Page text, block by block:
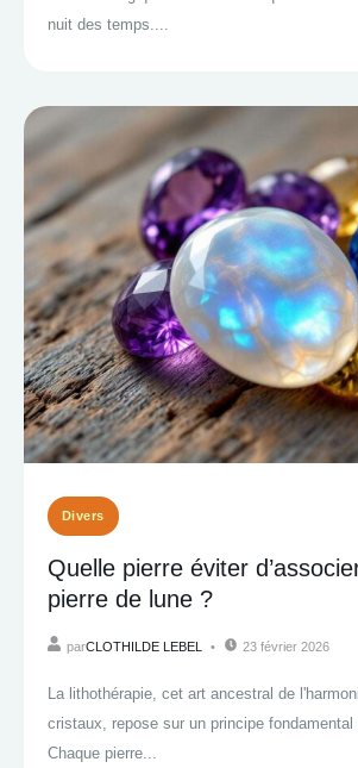
nuit des temps....
Divers
Quelle pierre éviter
pierre de lune ?
parCLOTHILDE LEBEL 23 février 2026
La lithothérapie, cet art ancestral de
cristaux, repose sur un principe
Chaque pierre...